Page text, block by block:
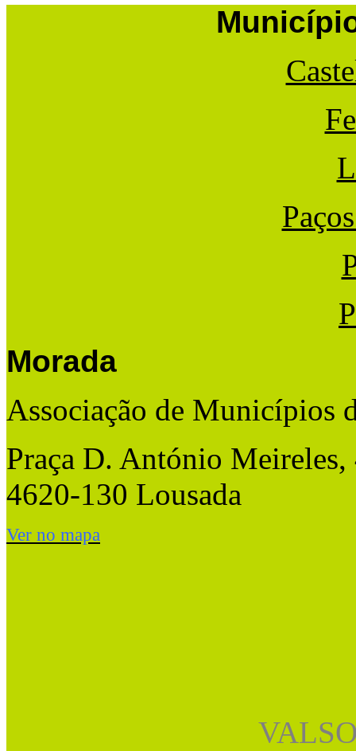
Morada
Associação de Municípios
Praça D. António Meireles,
4620-130 Lousada
Ver no mapa